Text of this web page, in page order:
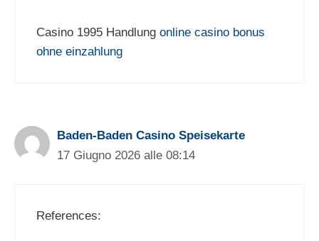
Casino 1995 Handlung online casino bonus
ohne einzahlung
Baden-Baden Casino Speisekarte
17 Giugno 2026 alle 08:14
References: